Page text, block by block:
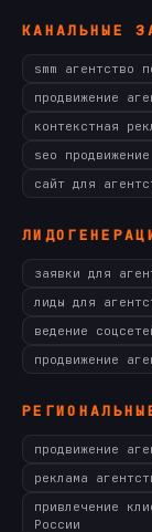
КАНАЛЬНЫЕ
smm агентство
продвижение
контекстная
seo
сайт для
заявки для
лиды для
ведение
продвижение
продвижение
реклама
привлечение
России